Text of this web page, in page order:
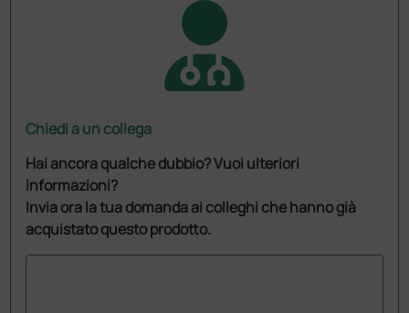
Chiedi a un collega
Hai ancora qualche dubbio? Vuoi ulteriori
informazioni?
Invia ora la tua domanda ai colleghi che hanno già
acquistato questo prodotto.